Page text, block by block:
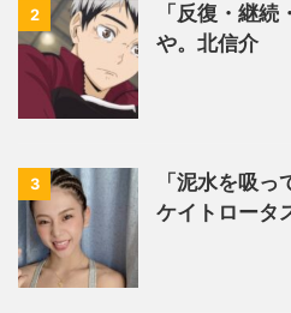
2
「反復・継
や。北信介
3
「泥水を吸っ
ケイトロータ